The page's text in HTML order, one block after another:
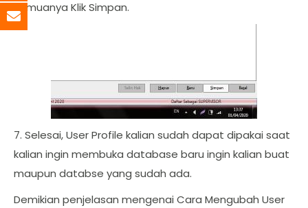
semuanya Klik Simpan.
7. Selesai, User Profile kalian sudah dapat dipakai saat
kalian ingin membuka database baru ingin kalian buat
maupun databse yang sudah ada.
Demikian penjelasan mengenai Cara Mengubah User